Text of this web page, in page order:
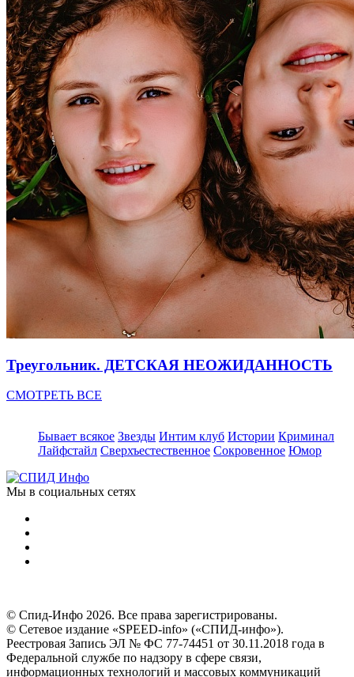
Треугольник. ДЕТСКАЯ НЕОЖИДАННОСТЬ
СМОТРЕТЬ ВСЕ
Бывает всякое Звезды Интим клуб Истории Криминал
Лайфстайл Сверхъестественное Сокровенное Юмор
Мы в социальных сетях
© Спид-Инфо 2026. Все права зарегистрированы.
© Сетевое издание «SPEED-info» («СПИД-инфо»).
Реестровая Запись ЭЛ № ФС 77-74451 от 30.11.2018 года в
Федеральной службе по надзору в сфере связи,
информационных технологий и массовых коммуникаций